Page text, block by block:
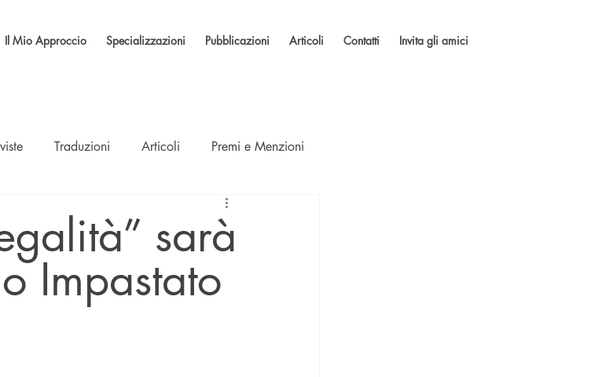
Il Mio Approccio Specializzazioni Pubblicazioni Articoli Contatti Invita gli amici
Traduzioni Articoli Premi e Menzioni
sarà
Impastato